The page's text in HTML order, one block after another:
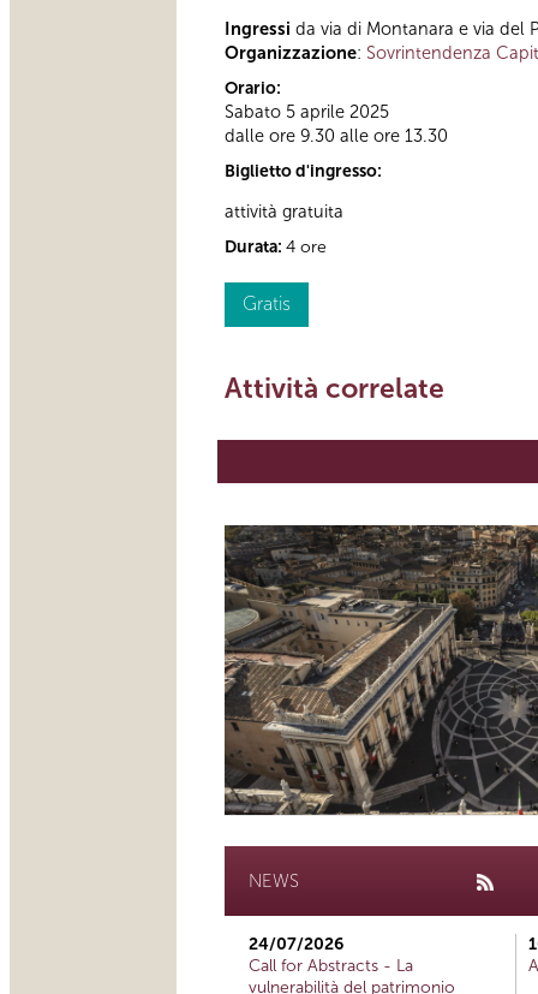
Ingressi da via di Montanara e via del
Organizzazione: Sovrintendenza
Orario:
Sabato 5 aprile 2025
dalle ore 9.30 alle ore 13.30
Biglietto d'ingresso:
attività gratuita
Durata: 4 ore
Gratis
Attività correlate
NEWS
24/07/2026
Call for Abstracts - La
vulnerabilità del patrimonio